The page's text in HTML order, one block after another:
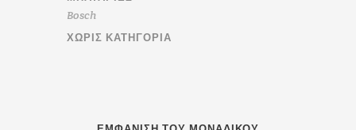
Bosch
ΧΩΡΊΣ ΚΑΤΗΓΟΡΊΑ